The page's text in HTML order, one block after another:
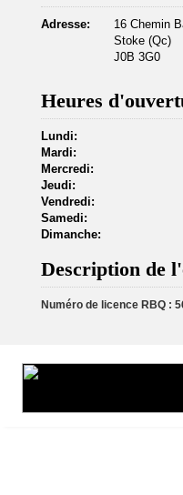
Adresse:
16 Chemin
Stoke (Qc)
J0B 3G0
Heures
Lundi:
Mardi:
Mercredi:
Jeudi:
Vendredi:
Samedi:
Dimanche:
Description de
Numéro de licence RBQ :